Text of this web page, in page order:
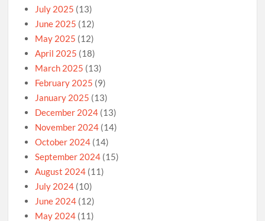
July 2025 (13)
June 2025 (12)
May 2025 (12)
April 2025 (18)
March 2025 (13)
February 2025 (9)
January 2025 (13)
December 2024 (13)
November 2024 (14)
October 2024 (14)
September 2024 (15)
August 2024 (11)
July 2024 (10)
June 2024 (12)
May 2024 (11)